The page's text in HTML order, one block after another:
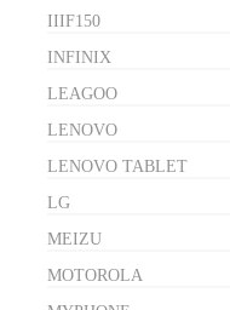
IIIF150
INFINIX
LEAGOO
LENOVO
LENOVO TABLET
LG
MEIZU
MOTOROLA